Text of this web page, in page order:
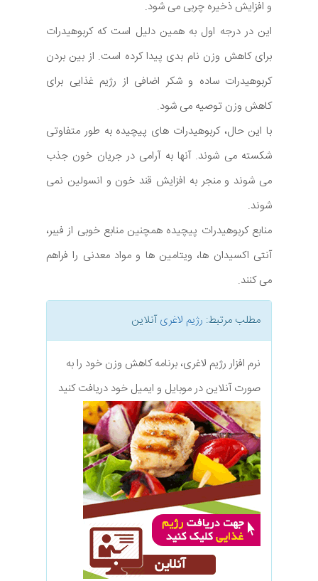
و افزایش ذخیره چربی می شود.
این در درجه اول به همین دلیل است که کربوهیدرات
برای کاهش وزن نام بدی پیدا کرده است. از بین بردن
کربوهیدرات ساده و شکر اضافی از رژیم غذایی برای
کاهش وزن توصیه می شود.
با این حال، کربوهیدرات های پیچیده به طور متفاوتی
شکسته می شوند. آنها به آرامی در جریان خون جذب
می شوند و منجر به افزایش قند خون و انسولین نمی
شوند.
منابع کربوهیدرات پیچیده همچنین منابع خوبی از فیبر،
آنتی اکسیدان ها، ویتامین ها و مواد معدنی را فراهم
می کنند.
مطلب مرتبط: رژیم لاغریآنلاین
نرم افزار رژیم لاغری، برنامه کاهش وزن خود را به
صورت آنلاین در موبایل و ایمیل خود دریافت کنید